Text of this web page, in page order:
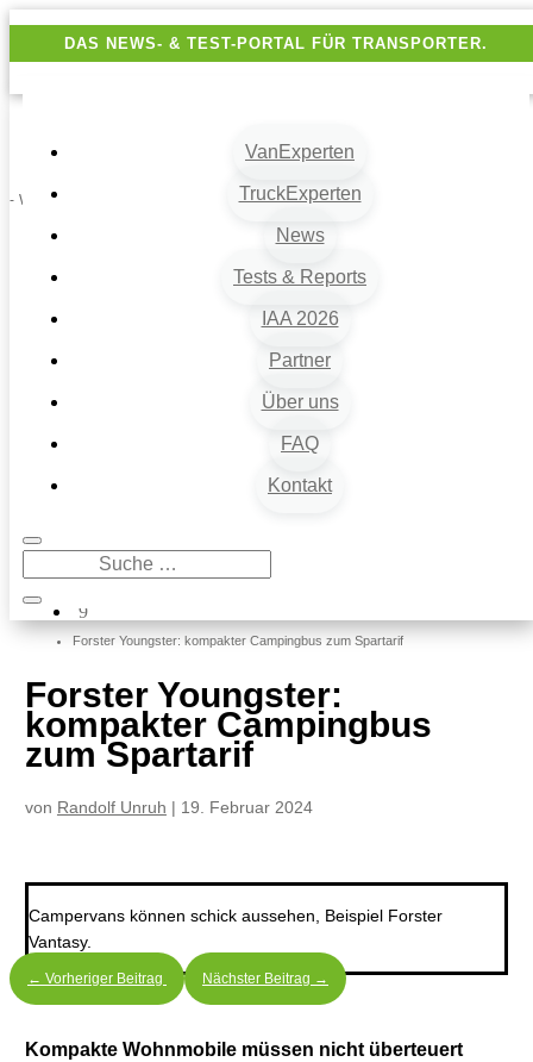
DAS NEWS- & TEST-PORTAL FÜR TRANSPORTER.
VanExperten
TruckExperten
News
Tests & Reports
IAA 2026
Partner
Über uns
FAQ
Kontakt
- Werbung -
9
Wohnmobile
9
Forster Youngster: kompakter Campingbus zum Spartarif
Forster Youngster:
kompakter Campingbus
zum Spartarif
von Randolf Unruh | 19. Februar 2024
Campervans können schick aussehen, Beispiel Forster
Vantasy.
Kompakte Wohnmobile müssen nicht überteuert
← Vorheriger Beitrag Nächster Beitrag →